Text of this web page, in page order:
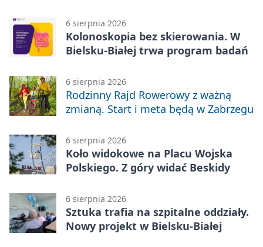
6 sierpnia 2026
Kolonoskopia bez skierowania. W
Bielsku-Białej trwa program badań
6 sierpnia 2026
Rodzinny Rajd Rowerowy z ważną
zmianą. Start i meta będą w Zabrzegu
6 sierpnia 2026
Koło widokowe na Placu Wojska
Polskiego. Z góry widać Beskidy
6 sierpnia 2026
Sztuka trafia na szpitalne oddziały.
Nowy projekt w Bielsku-Białej